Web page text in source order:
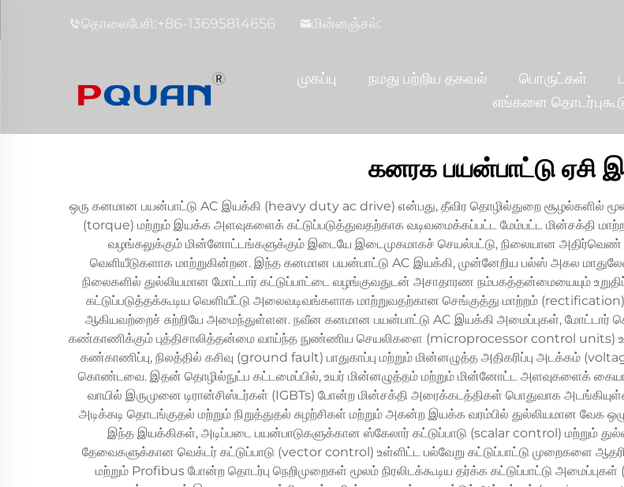
தொலைபேசி:+86-13695814656 மின்னஞ்சல்:
முகப்பு நமது பற்றிய தகவல் பொருட்கள்
எங்களை
கனரக பயன்பாட்டு ஏசி
ஒரு கனமான பயன்பாட்டு AC இயக்கி (heavy duty ac drive) என்பது, தீவிர தொழில்துறை சூழல்களில்
(torque) மற்றும் இயக்க அளவுகளைக் கட்டுப்படுத்துவதற்காக வடிவமைக்கப்பட்ட மேம்பட்ட மின்சக்தி
வழங்கலுக்கும் மின்னோட்டங்களுக்கும் இடையே இடைமுகமாகச் செயல்பட்டு, நிலையான அதிர்வெண்
வெளியீடுகளாக மாற்றுகின்றன. இந்த கனமான பயன்பாட்டு AC இயக்கி, முன்னேறிய பல்ஸ் அகல
நிலைகளில் துல்லியமான மோட்டார் கட்டுப்பாட்டை வழங்குவதுடன் அசாதாரண நம்பகத்தன்மையையும்
கட்டுப்படுத்தக்கூடிய வெளியீட்டு அலைவடிவங்களாக மாற்றுவதற்கான செங்குத்து மாற்றம்
ஆகியவற்றைச் சுற்றியே அமைந்துள்ளன. நவீன கனமான பயன்பாட்டு AC இயக்கி அமைப்புகள், மோட்டார்
கண்காணிக்கும் புத்திசாலித்தன்மை வாய்ந்த நுண்ணிய செயலிகளை (microprocessor control
கண்காணிப்பு, நிலத்தில் கசிவு (ground fault) பாதுகாப்பு மற்றும் மின்னழுத்த அதிகரிப்பு அடக்கம்
கொண்டவை. இதன் தொழில்நுட்ப கட்டமைப்பில், உயர் மின்னழுத்தம் மற்றும் மின்னோட்ட அளவுகளைக்
வாயில் இருமுனை டிரான்சிஸ்டர்கள் (IGBTs) போன்ற மின்சக்தி அரைக்கடத்திகள் பொதுவாக
அடிக்கடி தொடங்குதல் மற்றும் நிறுத்துதல் சுழற்சிகள் மற்றும் அகன்ற இயக்க வரம்பில் துல்லியமான வேக
இந்த இயக்கிகள், அடிப்படை பயன்பாடுகளுக்கான ஸ்கேலார் கட்டுப்பாடு (scalar control) மற்றும்
தேவைகளுக்கான வெக்டர் கட்டுப்பாடு (vector control) உள்ளிட்ட பல்வேறு கட்டுப்பாட்டு முறைகளை
மற்றும் Profibus போன்ற தொடர்பு நெறிமுறைகள் மூலம் நிரலிடக்கூடிய தர்க்க கட்டுப்பாட்டு